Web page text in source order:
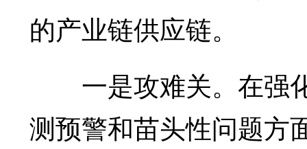
的产业链供应链。
一是攻难关。在强
测预警和苗头性问题方